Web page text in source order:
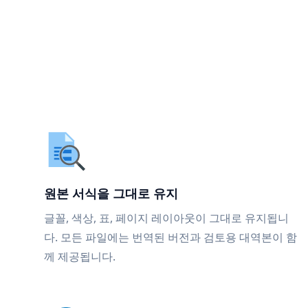
원본 서식을 그대로 유지
글꼴, 색상, 표, 페이지 레이아웃이 그대로 유지됩니
다. 모든 파일에는 번역된 버전과 검토용 대역본이 함
께 제공됩니다.